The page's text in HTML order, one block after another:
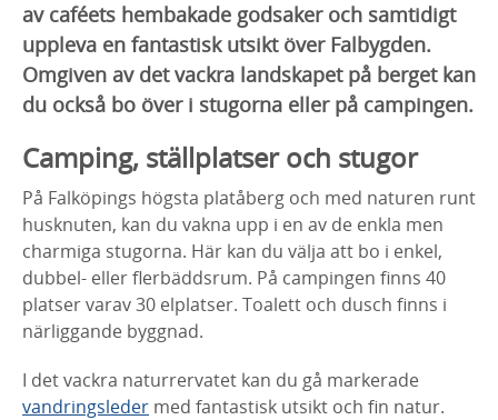
av caféets hembakade godsaker och samtidigt
uppleva en fantastisk utsikt över Falbygden.
Omgiven av det vackra landskapet på berget kan
du också bo över i stugorna eller på campingen.
Camping, ställplatser och stugor
På Falköpings högsta platåberg och med naturen runt
husknuten, kan du vakna upp i en av de enkla men
charmiga stugorna. Här kan du välja att bo i enkel,
dubbel- eller flerbäddsrum. På campingen finns 40
platser varav 30 elplatser. Toalett och dusch finns i
närliggande byggnad.
I det vackra naturrervatet kan du gå markerade
vandringsleder med fantastisk utsikt och fin natur.